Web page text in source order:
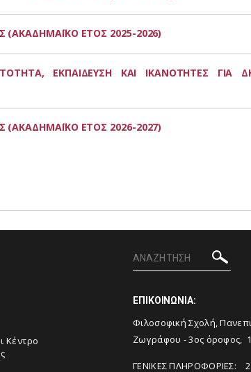
ΕΤΟΣ 2025-2026)
ΕΚΠΑΙΔΕΥΣΗ ΚΑΙ ΙΚΑΝΟΤΗΤΕΣ ΓΙΑ
ΕΤΟΣ 2026-2027)
Κέντρο
ΕΠΙΚΟΙΝΩΝΙΑ:
Φιλοσοφική Σχολή,
Ζωγράφου - 3ος όροφος,
ΓΕΝΙΚΕΣ ΠΛΗΡΟΦΟΡΙΕΣ: